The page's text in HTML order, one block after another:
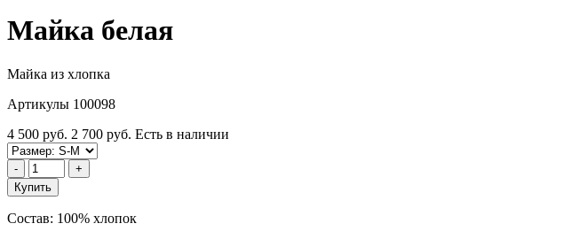
Майка белая
Майка из хлопка
Артикулы 100098
4 500 руб. 2 700 руб. Есть в наличии
-
+
Купить
Состав: 100% хлопок